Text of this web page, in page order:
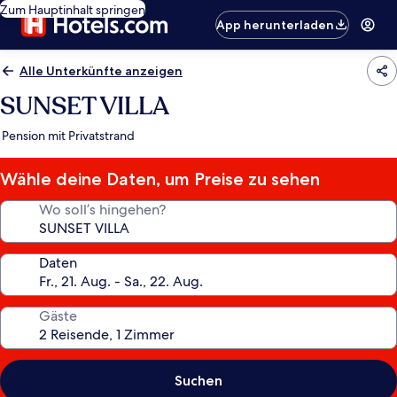
Zum Hauptinhalt springen
App herunterladen
Alle Unterkünfte anzeigen
SUNSET VILLA
Pension mit Privatstrand
Wähle deine Daten, um Preise zu sehen
Wo soll’s hingehen?
Daten
Gäste
Suchen